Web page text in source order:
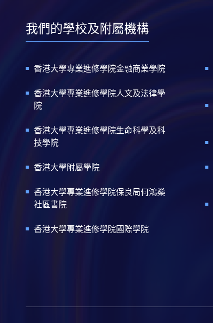
我們的學校及附屬機構
香港大學專業進修學院金融商業學院
香港大學專業進修學院人文及法律學
院
香港大學專業進修學院生命科學及科
技學院
香港大學附屬學院
香港大學專業進修學院保良局何鴻燊
社區書院
香港大學專業進修學院國際學院